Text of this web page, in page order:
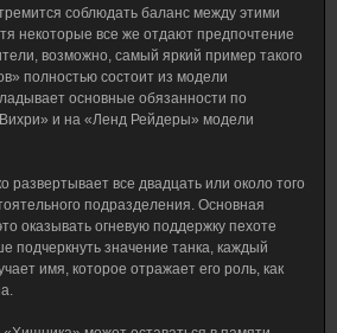
соблюдать баланс между этими
некоторые все же отдают предпочтение
возможно, самый яркий пример такого
полностью состоит из модели
основные обязанности по
и на «Ленд Рейдеры» модели
развертывает все двадцать или около того
подразделения. Основная
оказывать огневую поддержку пехоте
значение танка, каждый
имя, которое отражает его роль, как